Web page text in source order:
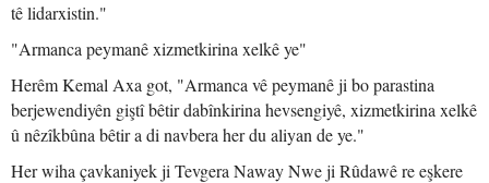
tê lidarxistin."
"Armanca peymanê xizmetkirina xelkê ye"
Herêm Kemal Axa got, "Armanca vê peymanê ji bo parastina
berjewendiyên giştî bêtir dabînkirina hevsengiyê, xizmetkirina xelkê
û nêzîkbûna bêtir a di navbera her du aliyan de ye."
Her wiha çavkaniyek ji Tevgera Naway Nwe ji Rûdawê re eşkere